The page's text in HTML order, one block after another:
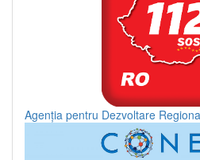
Agenția pentru Dezvoltare